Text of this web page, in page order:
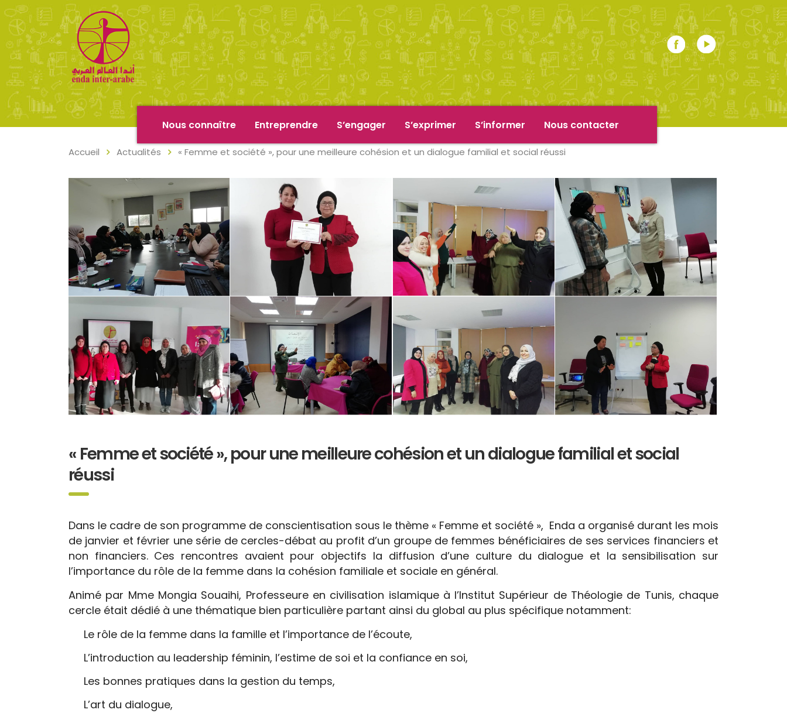
Nous connaître Entreprendre S’engager S’exprimer S’informer Nous contacter
Accueil Actualités « Femme et société », pour une meilleure cohésion et un dialogue familial et social réussi
« Femme et société », pour une meilleure cohésion et un dialogue familial et social
réussi
Dans le cadre de son programme de conscientisation sous le thème « Femme et société », Enda a organisé durant les mois
de janvier et février une série de cercles-débat au profit d’un groupe de femmes bénéficiaires de ses services financiers et
non financiers. Ces rencontres avaient pour objectifs la diffusion d’une culture du dialogue et la sensibilisation sur
l’importance du rôle de la femme dans la cohésion familiale et sociale en général.
Animé par Mme Mongia Souaihi, Professeure en civilisation islamique à l’Institut Supérieur de Théologie de Tunis, chaque
cercle était dédié à une thématique bien particulière partant ainsi du global au plus spécifique notamment:
Le rôle de la femme dans la famille et l’importance de l’écoute,
L’introduction au leadership féminin, l’estime de soi et la confiance en soi,
Les bonnes pratiques dans la gestion du temps,
L’art du dialogue,